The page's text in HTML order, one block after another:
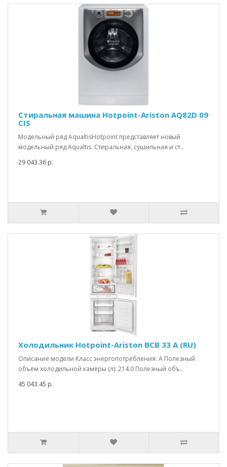
Стиральная машина Hotpoint-Ariston AQ82D 09
CIS
Модельный ряд AqualtisHotpoint представляет новый
модельный ряд Aqualtis. Стиральная, сушильная и ст..
29 043.36 р.
Холодильник Hotpoint-Ariston BCB 33 A (RU)
Описание модели Класс энергопотребления: A Полезный
объём холодильной камеры (л): 214.0 Полезный объ..
45 043.45 р.